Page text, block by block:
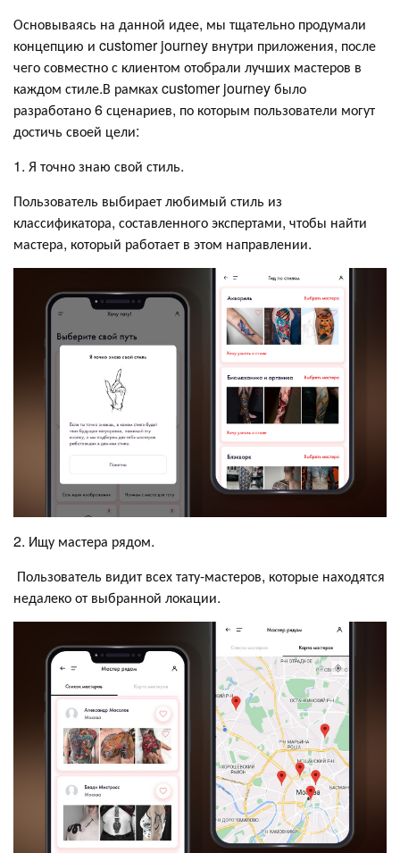
Основываясь на данной идее, мы тщательно продумали
концепцию и customer journey внутри приложения, после
чего совместно с клиентом отобрали лучших мастеров в
каждом стиле.В рамках customer journey было
разработано 6 сценариев, по которым пользователи могут
достичь своей цели:
1. Я точно знаю свой стиль.
Пользователь выбирает любимый стиль из
классификатора, составленного экспертами, чтобы найти
мастера, который работает в этом направлении.
2. Ищу мастера рядом.
Пользователь видит всех тату-мастеров, которые находятся
недалеко от выбранной локации.